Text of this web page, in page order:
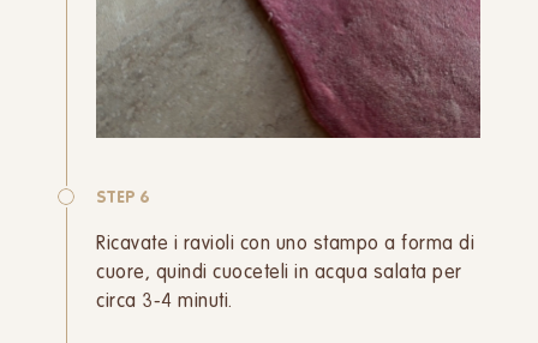
STEP 6
Ricavate i ravioli con uno stampo a forma di
cuore, quindi cuoceteli in acqua salata per
circa 3-4 minuti.